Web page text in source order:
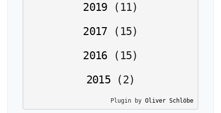
2019
( 11)
2017
( 15)
2016
( 15)
2015
(2)
Plugin by Oliver Schlöbe